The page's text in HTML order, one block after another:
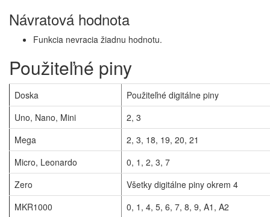
Návratová hodnota
Funkcia nevracia žiadnu hodnotu.
Použiteľné piny
Doska
Použiteľné digitálne piny
Uno, Nano, Mini
2, 3
Mega
2, 3, 18, 19, 20, 21
Micro, Leonardo
0, 1, 2, 3, 7
Zero
Všetky digitálne piny okrem 4
MKR1000
0, 1, 4, 5, 6, 7, 8, 9, A1, A2